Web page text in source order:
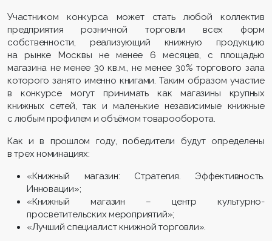
Участником конкурса может стать любой коллектив
предприятия розничной торговли всех форм
собственности, реализующий книжную продукцию
на рынке Москвы не менее 6 месяцев, с площадью
магазина не менее 30 кв.м., не менее 30% торгового зала
которого занято именно книгами. Таким образом участие
в конкурсе могут принимать как магазины крупных
книжных сетей, так и маленькие независимые книжные
с любым профилем и объёмом товарооборота.
Как и в прошлом году, победители будут определены
в трех номинациях:
«Книжный магазин: Стратегия. Эффективность.
Инновации»;
«Книжный магазин – центр культурно-
просветительских мероприятий»;
«Лучший специалист книжной торговли».